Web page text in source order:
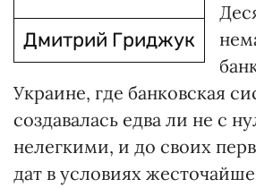
Дмитрий Гриджук
Украине, где банковская
создавалась едва ли не с
нелегкими, и до своих
дат в условиях